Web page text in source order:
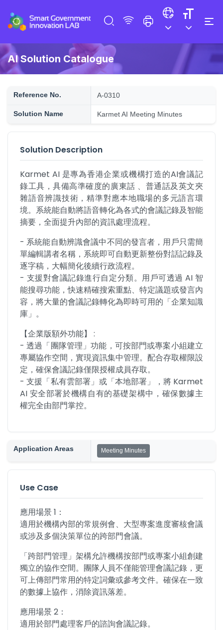
AI Solution Catalogue
Reference No. A-0310
Solution Name Karmet AI Meeting Minutes
Solution Description
Karmet AI 是專為香港企業或機構打造的AI會議記
錄工具，具備高準確度的廣東話 、普通話及英文夾
雜語音辨識技術，精準對應本地職場的多元語言環
境。系統能自動將語音轉化為各式的會議記錄及智能
摘要，全面提升內部的資訊處理流程。
- 系統能自動辨識會議中不同的發言者，用戶只需簡
單編輯講者名稱，系統即可自動更新整份對話記錄及
逐字稿，大幅簡化後續行政流程。
- 支援對會議記錄進行自定分類。用戶可透過 AI 智
能搜尋功能，快速精確搜索重點、特定議題或發言內
容，將大量的會議記錄轉化為即時可用的「企業知識
庫」。
【企業版額外功能】 :
- 透過「團隊管理」功能，可按部門或專案小組建立
專屬協作空間，實現資訊集中管理。配合存取權限設
定，確保會議記錄僅限授權成員存取。
- 支援「私有雲部署」或「本地部署」，將 Karmet
AI 安全部署於機構自有的基礎架構中，確保數據主
權完全由部門掌控。
Application Areas Meeting Minutes
Use Case
應用場景 1：
適用於機構內部的常規例會、大型專案進度審核會議
或涉及多個決策單位的跨部門會議。
「跨部門管理」架構允許機構按部門或專案小組創建
獨立的協作空間。團隊人員不僅能管理會議記錄，更
可上傳部門常用的特定詞彙或參考文件。確保在一致
的數據上協作，消除資訊落差。
應用場景 2：
適用於部門處理客戶的諮詢會議記錄。